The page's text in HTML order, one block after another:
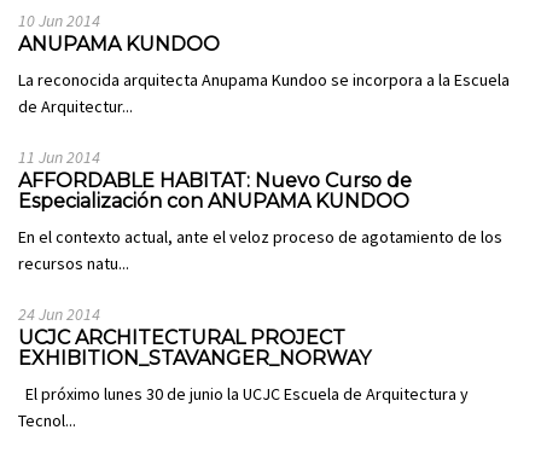
10 Jun 2014
ANUPAMA KUNDOO
La reconocida arquitecta Anupama Kundoo se incorpora a la Escuela
de Arquitectur...
11 Jun 2014
AFFORDABLE HABITAT: Nuevo Curso de
Especialización con ANUPAMA KUNDOO
En el contexto actual, ante el veloz proceso de agotamiento de los
recursos natu...
24 Jun 2014
UCJC ARCHITECTURAL PROJECT
EXHIBITION_STAVANGER_NORWAY
El próximo lunes 30 de junio la UCJC Escuela de Arquitectura y
Tecnol...